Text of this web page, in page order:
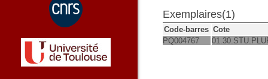
Exemplaires(1)
Code-barres Cote
PQ004767